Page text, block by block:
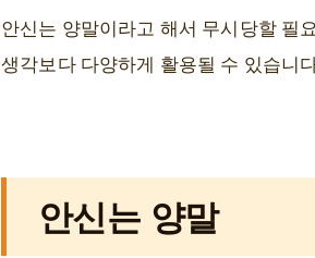
안신는 양말이라고 해서 무시당할 필
생각보다 다양하게 활용될 수 있습니
안신는 양말